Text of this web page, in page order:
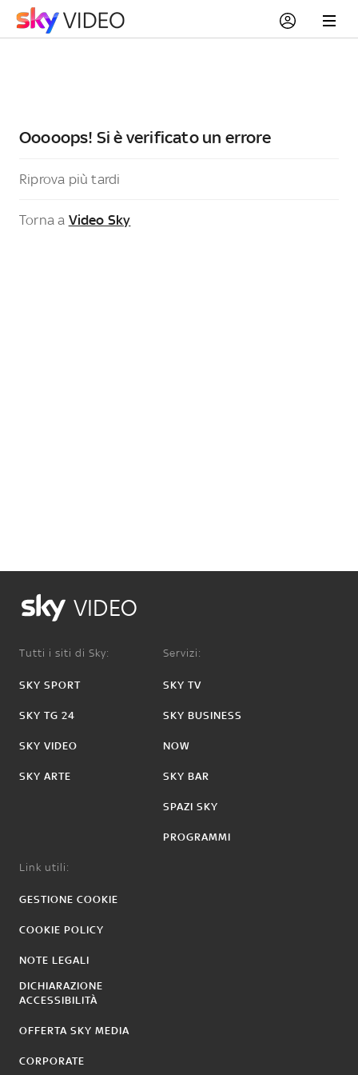
Ooooops! Si è verificato un errore
Riprova più tardi
Torna a Video Sky
VIDEO
Tutti i siti di Sky:
SKY SPORT
SKY TG 24
SKY VIDEO
SKY ARTE
Servizi:
SKY TV
SKY BUSINESS
NOW
SKY BAR
SPAZI SKY
PROGRAMMI
Link utili:
GESTIONE COOKIE
COOKIE POLICY
NOTE LEGALI
DICHIARAZIONE
ACCESSIBILITÀ
OFFERTA SKY MEDIA
CORPORATE